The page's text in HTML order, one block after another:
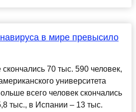
в мире превысило
70 тыс. 590 человек,
университета
всего человек скончались
тыс., в Испании – 13 тыс.